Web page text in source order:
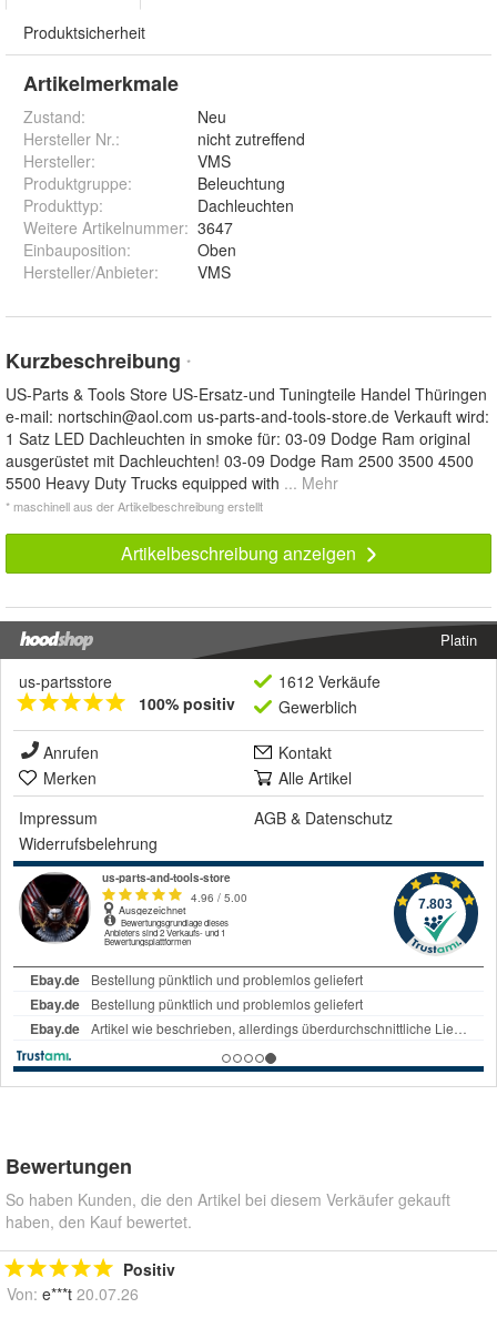
Produktsicherheit
Artikelmerkmale
Zustand:
Neu
Hersteller Nr.:
nicht zutreffend
Hersteller:
VMS
Produktgruppe:
Beleuchtung
Produkttyp:
Dachleuchten
Weitere Artikelnummer: 3647
Einbauposition:
Oben
Hersteller/Anbieter: VMS
Kurzbeschreibung *
US-Parts & Tools Store US-Ersatz-und Tuningteile Handel Thüringen
e-mail: nortschin@aol.com us-parts-and-tools-store.de Verkauft wird:
1 Satz LED Dachleuchten in smoke für: 03-09 Dodge Ram original
ausgerüstet mit Dachleuchten! 03-09 Dodge Ram 2500 3500 4500
5500 Heavy Duty Trucks equipped with ... Mehr
* maschinell aus der Artikelbeschreibung erstellt
Artikelbeschreibung anzeigen
Platin
us-partsstore
100% positiv
1612 Verkäufe
Gewerblich
Anrufen
Kontakt
Merken
Alle Artikel
Impressum
AGB & Datenschutz
Widerrufsbelehrung
Bewertungen
So haben Kunden, die den Artikel bei diesem Verkäufer gekauft
haben, den Kauf bewertet.
Positiv
Von: e***t 20.07.26